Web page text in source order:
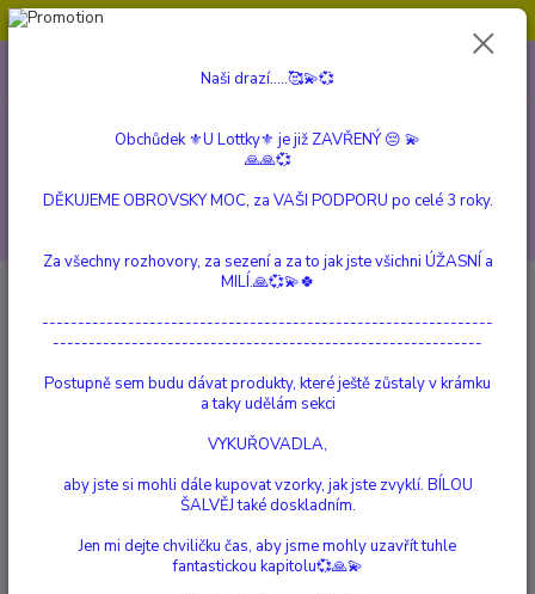
CZK
Dárkový Poukaz 300
Dárkový Poukaz 300
Novinka TOP produkt
Naši drazí.....🥰💫💞
Obchůdek ⚜️U Lottky⚜️ je již ZAVŘENÝ 😔 💫
🙏🙏💞
DĚKUJEME OBROVSKY MOC, za VAŠI PODPORU po celé 3 roky.
Za všechny rozhovory, za sezení a za to jak jste všichni ÚŽASNÍ a
MILÍ.🙏💞💫🍀
---------------------------------------------------------------
------------------------------------------------------------
Postupně sem budu dávat produkty, které ještě zůstaly v krámku
a taky udělám sekci
VYKUŘOVADLA,
aby jste si mohli dále kupovat vzorky, jak jste zvyklí. BÍLOU
ŠALVĚJ také doskladním.
Jen mi dejte chviličku čas, aby jsme mohly uzavřít tuhle
fantastickou kapitolu💞🙏💫